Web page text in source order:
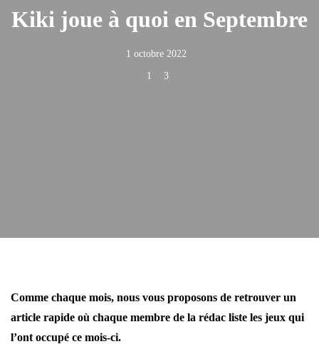
Kiki joue à quoi en Septembre
1 octobre 2022
1 3
Comme chaque mois, nous vous proposons de retrouver un
article rapide où chaque membre de la rédac liste les jeux qui
l’ont occupé ce mois-ci.